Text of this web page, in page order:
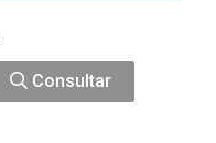
Consultar